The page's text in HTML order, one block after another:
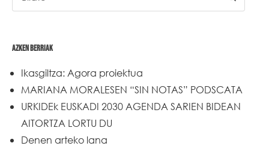
AZKEN BERRIAK
Ikasgiltza: Agora proiektua
MARIANA MORALESEN “SIN NOTAS” PODSCATA
URKIDEk EUSKADI 2030 AGENDA SARIEN BIDEAN
AITORTZA LORTU DU
Denen arteko lana